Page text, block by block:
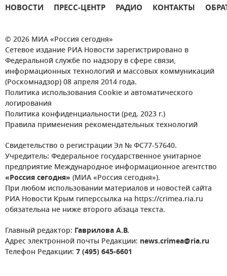
НОВОСТИ ПРЕСС-ЦЕНТР РАДИО КОНТАКТЫ
© 2026 МИА «Россия сегодня»
Сетевое издание РИА Новости зарегистрировано в
Федеральной службе по надзору в сфере связи,
информационных технологий и массовых коммуникаций
(Роскомнадзор) 08 апреля 2014 года.
Политика использования Cookie и автоматического
логирования
Политика конфиденциальности (ред. 2023 г.)
Правила применения рекомендательных технологий
Свидетельство о регистрации Эл № ФС77-57640.
Учредитель: Федеральное государственное унитарное
предприятие Международное информационное агентство
«Россия сегодня» (МИА «Россия сегодня»).
При любом использовании материалов и новостей сайта
РИА Новости Крым гиперссылка на https://crimea.ria.ru
обязательна не ниже второго абзаца текста.
Главный редактор: Гаврилова А.В.
Адрес электронной почты Редакции: news.crimea@ria.ru
Телефон Редакции: 7 (495) 645-6601